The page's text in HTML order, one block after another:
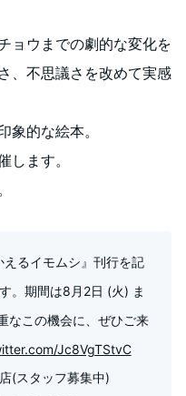
ョウまでの劇的な変化を
、不思議さを改めて実感
象的な絵本。
します。
るイモムシ』刊行を記
。期間は8月2日 (火) ま
なこの機会に、ぜひご来
Jc8VgTStvC
(スタッフ募集中)